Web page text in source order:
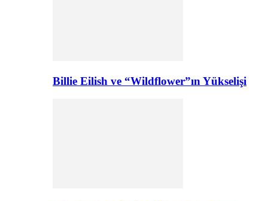
Billie Eilish ve “Wildflower”ın Yükselişi